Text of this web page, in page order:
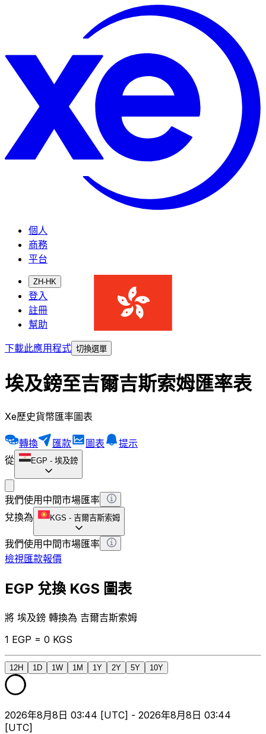
個人
商務
平台
ZH-HK
登入
註冊
幫助
下載此應用程式 切換選單
埃及鎊至吉爾吉斯索姆匯率表
Xe歷史貨幣匯率圖表
轉換 匯款 圖表
提示
從
EGP - 埃及鎊
我們使用中間市場匯率
兌換為
KGS - 吉爾吉斯索姆
我們使用中間市場匯率
檢視匯款報價
EGP 兌換 KGS 圖表
將 埃及鎊 轉換為 吉爾吉斯索姆
1 EGP = 0 KGS
12H 1D 1W 1M 1Y 2Y 5Y 10Y
2026年8月8日 03:44 [UTC] - 2026年8月8日 03:44
[UTC]